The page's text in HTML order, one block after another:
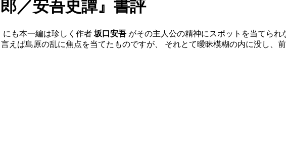
／安吾史譚』書評
にも本一編は珍しく作者 坂口安吾 がその主人公の精神にスポットを当てら
えば島原の乱に焦点を当てたものですが、 それとて曖昧模糊の内に没し、